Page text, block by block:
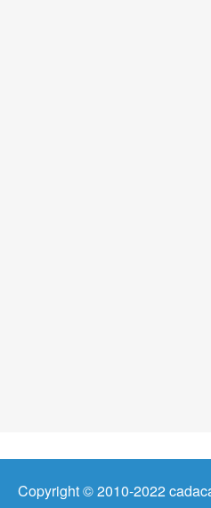
Copyright © 2010-2022